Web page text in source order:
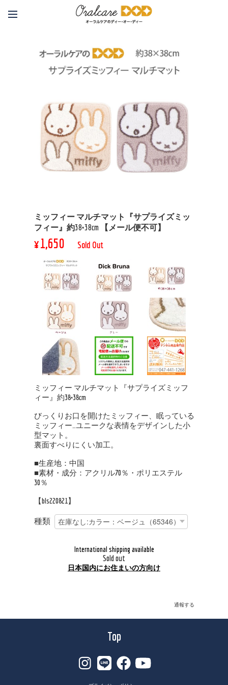
ミッフィー マルチマット『サプライズミッ
フィー』約38×38cm 【メール便不可】
¥1,650 Sold Out
ミッフィー マルチマット『サプライズミッフ
ィー』約38×38cm
びっくりお口を開けたミッフィー、眠っている
ミッフィー…ユニークな表情をデザインした小
型マット。
裏面すべりにくい加工。
■生産地：中国
■素材・成分：アクリル70％・ポリエステル
30％
【bls220821】
種類
International shipping available
Sold out
日本国内にお住まいの方向け
通報する
Top